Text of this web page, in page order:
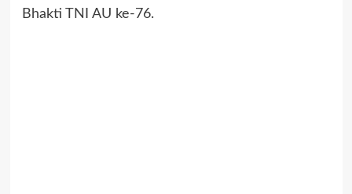
Bhakti TNI AU ke-76.